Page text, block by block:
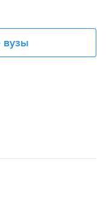
вузы